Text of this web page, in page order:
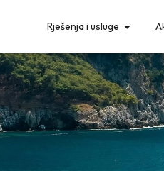
Rješenja i usluge